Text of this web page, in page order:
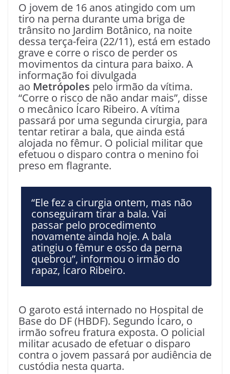
O jovem de 16 anos atingido com um
tiro na perna durante uma briga de
trânsito no Jardim Botânico, na noite
dessa terça-feira (22/11), está em estado
grave e corre o risco de perder os
movimentos da cintura para baixo. A
informação foi divulgada
ao Metrópoles pelo irmão da vítima.
“Corre o risco de não andar mais”, disse
o mecânico Ícaro Ribeiro. A vítima
passará por uma segunda cirurgia, para
tentar retirar a bala, que ainda está
alojada no fêmur. O policial militar que
efetuou o disparo contra o menino foi
preso em flagrante.
“Ele fez a cirurgia ontem, mas não
conseguiram tirar a bala. Vai
passar pelo procedimento
novamente ainda hoje. A bala
atingiu o fêmur e osso da perna
quebrou”, informou o irmão do
rapaz, Ícaro Ribeiro.
O garoto está internado no Hospital de
Base do DF (HBDF). Segundo Ícaro, o
irmão sofreu fratura exposta. O policial
militar acusado de efetuar o disparo
contra o jovem passará por audiência de
custódia nesta quarta.